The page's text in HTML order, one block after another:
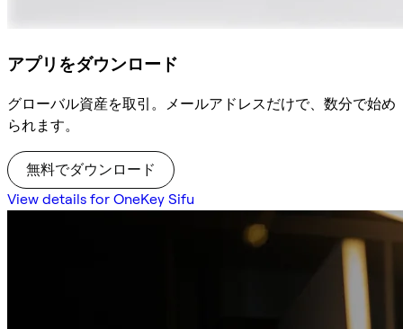
アプリをダウンロード
グローバル資産を取引。メールアドレスだけで、数分で始め
られます。
無料でダウンロード
View details for OneKey Sifu